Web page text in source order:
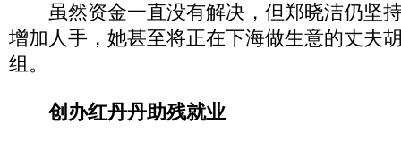
虽然资金一直没有解决，但郑晓洁仍坚
增加人手，她甚至将正在下海做生意的丈夫
组。
创办红丹丹助残就业